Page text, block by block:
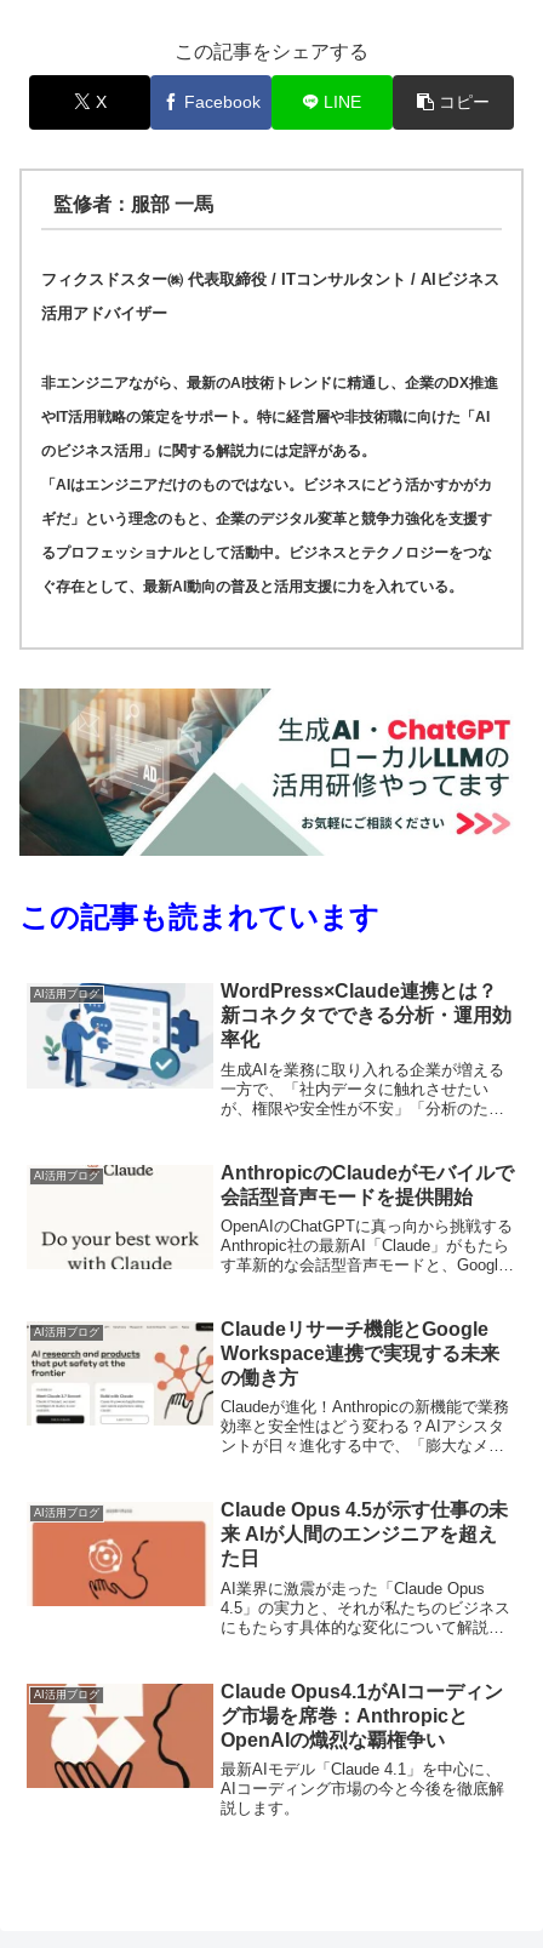
この記事をシェアする
X Facebook LINE コピー
監修者：服部 一馬
フィクスドスター㈱ 代表取締役 / ITコンサルタント / AIビジネス
活用アドバイザー
非エンジニアながら、最新のAI技術トレンドに精通し、企業のDX推進
やIT活用戦略の策定をサポート。特に経営層や非技術職に向けた「AI
のビジネス活用」に関する解説力には定評がある。
「AIはエンジニアだけのものではない。ビジネスにどう活かすかがカ
ギだ」という理念のもと、企業のデジタル変革と競争力強化を支援す
るプロフェッショナルとして活動中。ビジネスとテクノロジーをつな
ぐ存在として、最新AI動向の普及と活用支援に力を入れている。
この記事も読まれています
AI活用ブログ
WordPress×Claude連携とは？
新コネクタでできる分析・運用効
率化
生成AIを業務に取り入れる企業が増える
一方で、「社内データに触れさせたい
が、権限や安全性が不安」「分析のため
背景の中、WordPressがAnthropicの
Claud...
AI活用ブログ
AnthropicのClaudeがモバイルで
会話型音声モードを提供開始
OpenAIのChatGPTに真っ向から挑戦する
Anthropic社の最新AI「Claude」がもたら
す革新的な会話型音声モードと、Google
します。
AI活用ブログ
Claudeリサーチ機能とGoogle
Workspace連携で実現する未来
の働き方
Claudeが進化！Anthropicの新機能で業務
効率と安全性はどう変わる？AIアシスタ
ントが日々進化する中で、「膨大なメー
ないでしょうか。Anthropicが提供す...
AI活用ブログ
Claude Opus 4.5が示す仕事の未
来 AIが人間のエンジニアを超え
た日
AI業界に激震が走った「Claude Opus
4.5」の実力と、それが私たちのビジネス
にもたらす具体的な変化について解説し
AI活用ブログ
Claude Opus4.1がAIコーディン
グ市場を席巻：Anthropicと
OpenAIの熾烈な覇権争い
最新AIモデル「Claude 4.1」を中心に、
AIコーディング市場の今と今後を徹底解
説します。